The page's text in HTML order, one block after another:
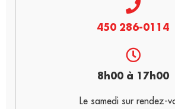
450 286-0114
8h00 à 17h00
Le samedi sur rendez-